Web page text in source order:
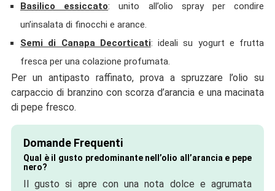
Basilico essiccato: unito all’olio spray per condire
un’insalata di finocchi e arance.
Semi di Canapa Decorticati: ideali su yogurt e frutta
fresca per una colazione profumata.
Per un antipasto raffinato, prova a spruzzare l’olio su
carpaccio di branzino con scorza d’arancia e una macinata
di pepe fresco.
Domande Frequenti
Qual è il gusto predominante nell’olio all’arancia e pepe
nero?
Il gusto si apre con una nota dolce e agrumata